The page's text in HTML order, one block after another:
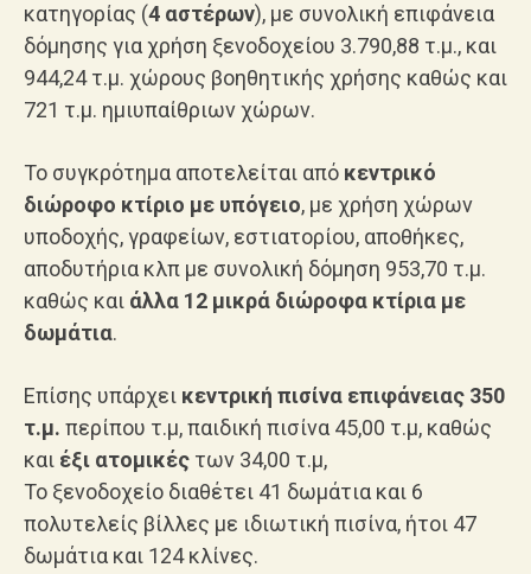
κατηγορίας (4 αστέρων), με συνολική επιφάνεια
δόμησης για χρήση ξενοδοχείου 3.790,88 τ.μ., και
944,24 τ.μ. χώρους βοηθητικής χρήσης καθώς και
721 τ.μ. ημιυπαίθριων χώρων.
Το συγκρότημα αποτελείται από κεντρικό
διώροφο κτίριο με υπόγειο, με χρήση χώρων
υποδοχής, γραφείων, εστιατορίου, αποθήκες,
αποδυτήρια κλπ με συνολική δόμηση 953,70 τ.μ.
καθώς και άλλα 12 μικρά διώροφα κτίρια με
δωμάτια.
Επίσης υπάρχει κεντρική πισίνα επιφάνειας 350
τ.μ. περίπου τ.μ, παιδική πισίνα 45,00 τ.μ, καθώς
και έξι ατομικές των 34,00 τ.μ,
Το ξενοδοχείο διαθέτει 41 δωμάτια και 6
πολυτελείς βίλλες με ιδιωτική πισίνα, ήτοι 47
δωμάτια και 124 κλίνες.